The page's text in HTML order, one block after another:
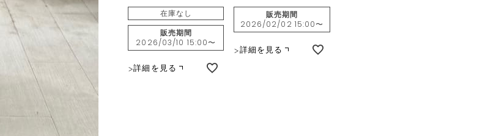
在庫なし
販売期間
2026/03/10 15:00〜
詳細を見る
販売期間
2026/02/02 15:00〜
詳細を見る